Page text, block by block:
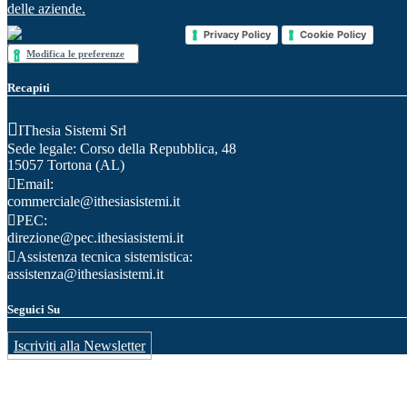
delle aziende.
Privacy Policy Cookie Policy
Modifica le preferenze
Recapiti
IThesia Sistemi Srl
Sede legale: Corso della Repubblica, 48
15057 Tortona (AL)
Email:
commerciale@ithesiasistemi.it
PEC:
direzione@pec.ithesiasistemi.it
Assistenza tecnica sistemistica:
assistenza@ithesiasistemi.it
Seguici Su
Iscriviti alla Newsletter